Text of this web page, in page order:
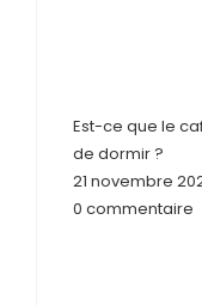
Est-ce que le
de dormir ?
21 novembre
0 commentaire